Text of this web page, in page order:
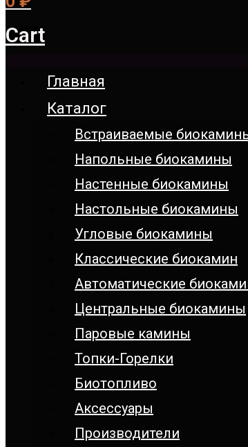
Cart
Главная
Каталог
Встраиваемые
Напольные биокамины
Настенные биокамины
Настoльные биокамины
Угловые биокамины
Классические биокамин
Автоматические
Центральные биокамины
Паровые камины
Топки-Горелки
Биотопливо
Аксессуары
Производители